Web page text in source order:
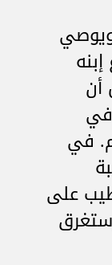
في
من رمضان عام 1908م. في
على